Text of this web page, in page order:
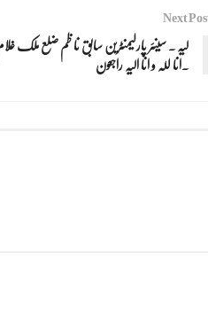
Next
لیہ ۔ سینئر پارلیمنٹرین سابق نا ظم ضلع ملک
۔انا للہ و انا الیہ راجعون